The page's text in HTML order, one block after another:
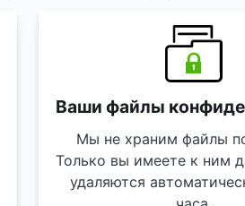
Ваши файлы
Мы не храним файлы
Только вы имеете к ним
удаляются